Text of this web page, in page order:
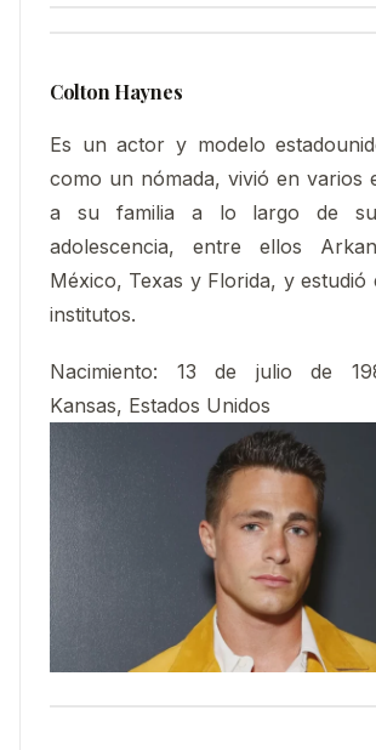
Colton Haynes
Es un actor y modelo
como un nómada, vivió en varios
a su familia a lo largo de
adolescencia, entre ellos
México, Texas y Florida, y estudió
institutos.
Nacimiento: 13 de julio de
Kansas, Estados Unidos